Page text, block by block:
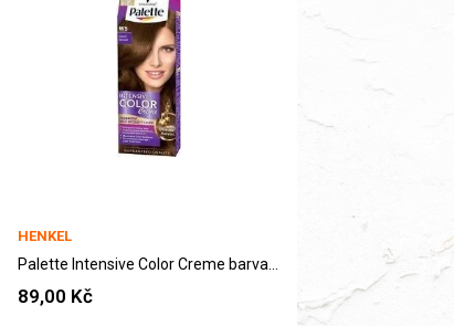
HENKEL
Palette Intensive Color Creme barva na vlasy...
89,00 Kč